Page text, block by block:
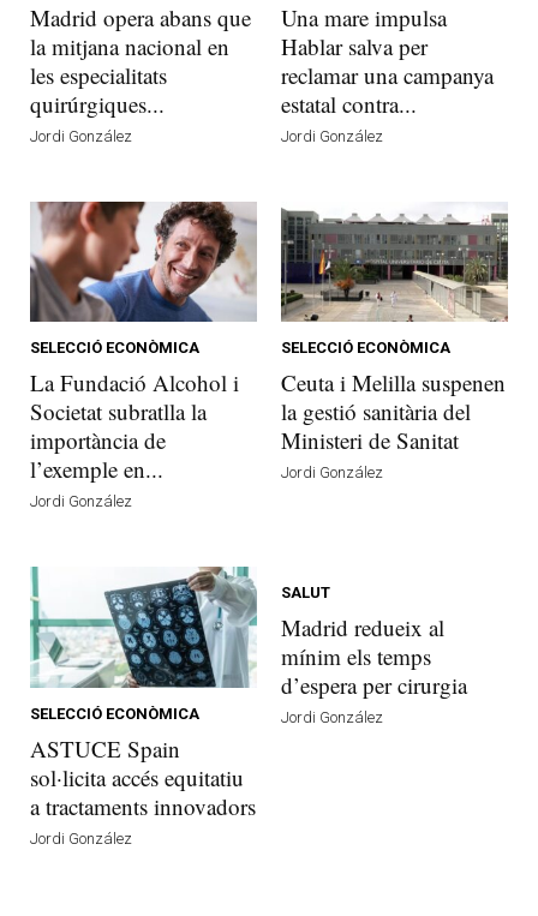
Madrid opera abans que
la mitjana nacional en
les especialitats
quirúrgiques...
Jordi González
Una mare impulsa
Hablar salva per
reclamar una campanya
estatal contra...
Jordi González
SELECCIÓ ECONÒMICA
La Fundació Alcohol i
Societat subratlla la
importància de
l’exemple en...
Jordi González
SELECCIÓ ECONÒMICA
Ceuta i Melilla suspenen
la gestió sanitària del
Ministeri de Sanitat
Jordi González
SELECCIÓ ECONÒMICA
ASTUCE Spain
sol·licita accés equitatiu
a tractaments innovadors
Jordi González
SALUT
Madrid redueix al
mínim els temps
d’espera per cirurgia
Jordi González